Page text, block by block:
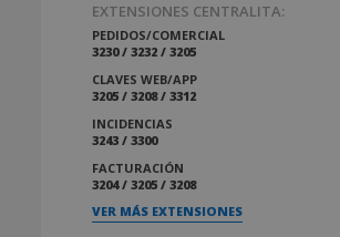
EXTENSIONES CENTRALITA:
PEDIDOS/COMERCIAL
3230 / 3232 / 3205
CLAVES WEB/APP
3205 / 3208 / 3312
INCIDENCIAS
3243 / 3300
FACTURACIÓN
3204 / 3205 / 3208
VER MÁS EXTENSIONES